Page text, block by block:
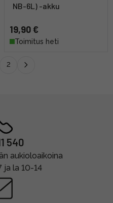
NB-6L) -akku
19,90 €
Toimitus heti
2
540
aukioloaikoina
ja la 10-14